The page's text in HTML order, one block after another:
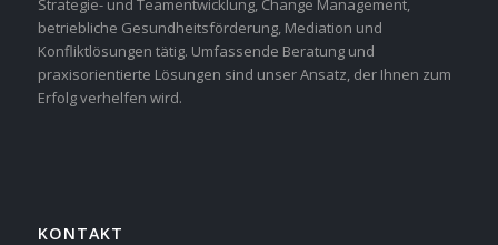
Strategie- und Teamentwicklung, Change Management,
betriebliche Gesundheitsförderung, Mediation und
Konfliktlösungen tätig. Umfassende Beratung und
praxisorientierte Lösungen sind unser Ansatz, der Ihnen zum
Erfolg verhelfen wird.
KONTAKT